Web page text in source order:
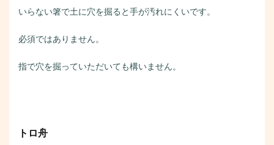
いらない箸で土に穴を掘ると手が汚れにくいです。
必須ではありません。
指で穴を掘っていただいても構いません。
トロ舟